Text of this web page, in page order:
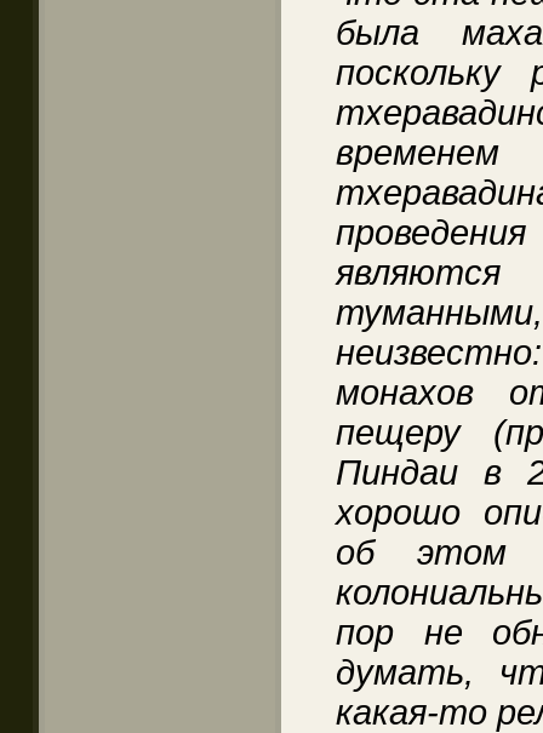
была
поскольку
монахов
пещеру
Пиндаи в
хорошо
об этом
пор не
думать,
какая-то